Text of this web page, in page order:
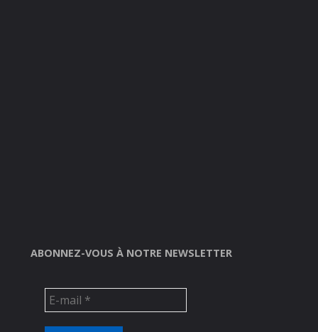
ABONNEZ-VOUS À NOTRE NEWSLETTER